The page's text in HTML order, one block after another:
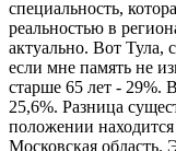
специальность,
реальностью в
актуально. Вот Тула,
если мне память не
старше 65 лет - 29%.
25,6%. Разница
положении находится
Московская область.